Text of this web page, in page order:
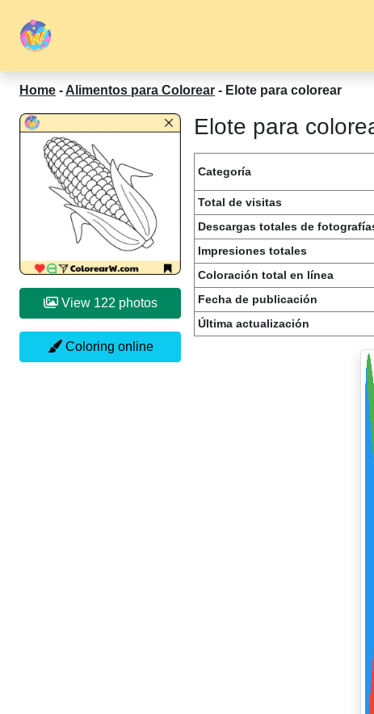
Home - Alimentos para Colorear - Elote para colorear
View 122 photos
Coloring online
Elote para
Categoría
Total de visitas
Descargas totales de
Impresiones totales
Coloración total en línea
Fecha de publicación
Última actualización